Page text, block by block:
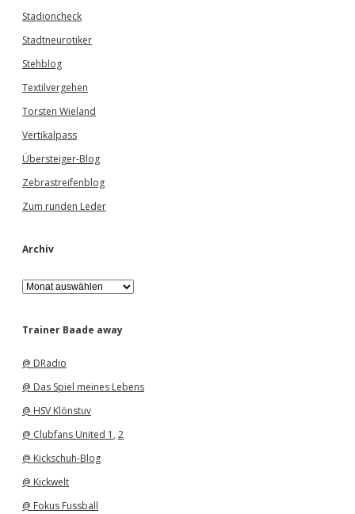
Stadioncheck
Stadtneurotiker
Stehblog
Textilvergehen
Torsten Wieland
Vertikalpass
Übersteiger-Blog
Zebrastreifenblog
Zum runden Leder
Archiv
A
r
h
Trainer Baade away
@ DRadio
@ Das Spiel meines Lebens
@ HSV Klönstuv
@ Clubfans United 1 , 2
@ Kickschuh-Blog
@ Kickwelt
@ Fokus Fussball